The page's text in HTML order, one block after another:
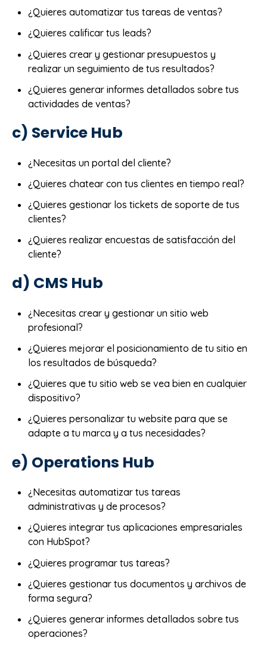
¿Quieres automatizar tus tareas de ventas?
¿Quieres calificar tus leads?
¿Quieres crear y gestionar presupuestos y
realizar un seguimiento de tus resultados?
¿Quieres generar informes detallados sobre tus
actividades de ventas?
c) Service Hub
¿Necesitas un portal del cliente?
¿Quieres chatear con tus clientes en tiempo real?
¿Quieres gestionar los tickets de soporte de tus
clientes?
¿Quieres realizar encuestas de satisfacción del
cliente?
d) CMS Hub
¿Necesitas crear y gestionar un sitio web
profesional?
¿Quieres mejorar el posicionamiento de tu sitio en
los resultados de búsqueda?
¿Quieres que tu sitio web se vea bien en cualquier
dispositivo?
¿Quieres personalizar tu website para que se
adapte a tu marca y a tus necesidades?
e) Operations Hub
¿Necesitas automatizar tus tareas
administrativas y de procesos?
¿Quieres integrar tus aplicaciones empresariales
con HubSpot?
¿Quieres programar tus tareas?
¿Quieres gestionar tus documentos y archivos de
forma segura?
¿Quieres generar informes detallados sobre tus
operaciones?